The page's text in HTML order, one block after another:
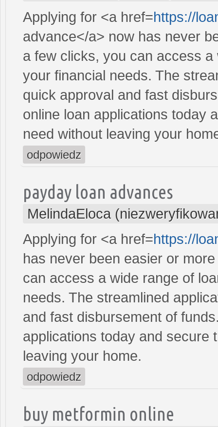
Applying for <a href=https://
advance</a> now has never
a few clicks, you can access
your financial needs. The
quick approval and fast
online loan applications today
need without leaving your
odpowiedz
payday loan advances
MelindaEloca
Applying for <a href=https://
has never been easier or
can access a wide range of
needs. The streamlined
and fast disbursement of
applications today and secure
leaving your home.
odpowiedz
buy metformin online